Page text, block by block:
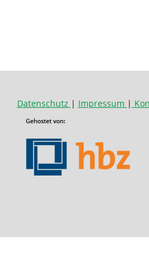
Datenschutz | Impressum |